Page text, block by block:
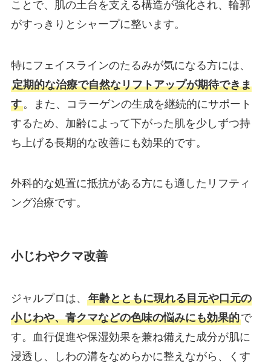
ことで、肌の土台を支える構造が強化され、輪郭
がすっきりとシャープに整います。
特にフェイスラインのたるみが気になる方には、
定期的な治療で自然なリフトアップが期待できま
す。また、コラーゲンの生成を継続的にサポート
するため、加齢によって下がった肌を少しずつ持
ち上げる長期的な改善にも効果的です。
外科的な処置に抵抗がある方にも適したリフティ
ング治療です。
小じわやクマ改善
ジャルプロは、 年齢とともに現れる目元や口元の
小じわや、青クマなどの色味の悩みにも効果的で
す。血行促進や保湿効果を兼ね備えた成分が肌に
浸透し、しわの溝をなめらかに整えながら、くす